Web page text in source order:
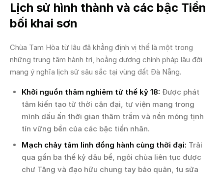
Lịch sử hình thành và các bậc Tiền
bối khai sơn
Chùa Tam Hòa từ lâu đã khẳng định vị thế là một trong
những trung tâm hành trì, hoằng dương chính pháp lâu đời
mang ý nghĩa lịch sử sâu sắc tại vùng đất Đà Nẵng.
Khởi nguồn thâm nghiêm từ thế kỷ 18: Được phát
tâm kiến tạo từ thời cận đại, tự viện mang trong
mình dấu ấn thời gian thâm trầm và nền móng tịnh
tín vững bền của các bậc tiền nhân.
Mạch chảy tâm linh đồng hành cùng thời đại: Trải
qua gần ba thế kỷ dâu bể, ngôi chùa liên tục được
chư Tăng và đạo hữu chung tay bảo quản, tu sửa